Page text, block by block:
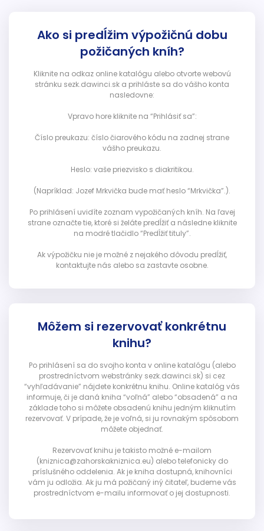
Ako si predĺžim výpožičnú dobu
požičaných kníh?
Kliknite na odkaz online katalógu alebo otvorte webovú
stránku sezk.dawinci.sk a prihláste sa do vášho konta
nasledovne:
Vpravo hore kliknite na “Prihlásiť sa”:
Číslo preukazu: číslo čiarového kódu na zadnej strane
vášho preukazu.
Heslo: vaše priezvisko s diakritikou.
(Napríklad: Jozef Mrkvička bude mať heslo “Mrkvička”.).
Po prihlásení uvidíte zoznam vypožičaných kníh. Na ľavej
strane označte tie, ktoré si želáte predĺžiť a následne kliknite
na modré tlačidlo “Predĺžiť tituly”.
Ak výpožičku nie je možné z nejakého dôvodu predĺžiť,
kontaktujte nás alebo sa zastavte osobne.
Môžem si rezervovať konkrétnu
knihu?
Po prihlásení sa do svojho konta v online katalógu (alebo
prostredníctvom webstránky sezk.dawinci.sk) si cez
“vyhľadávanie” nájdete konkrétnu knihu. Online katalóg vás
informuje, či je daná kniha “voľná” alebo “obsadená” a na
základe toho si môžete obsadenú knihu jedným kliknutím
rezervovať. V prípade, že je voľná, si ju rovnakým spôsobom
môžete objednať.
Rezervovať knihu je takisto možné e-mailom
(kniznica@zahorskakniznica.eu) alebo telefonicky do
príslušného oddelenia. Ak je kniha dostupná, knihovníci
vám ju odložia. Ak ju má požičaný iný čitateľ, budeme vás
prostredníctvom e-mailu informovať o jej dostupnosti.